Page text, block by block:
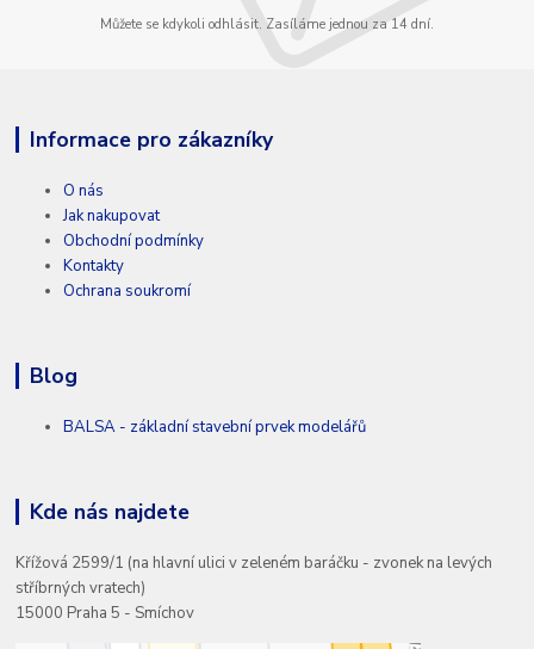
Můžete se kdykoli odhlásit. Zasíláme jednou za 14 dní.
Informace pro zákazníky
O nás
Jak nakupovat
Obchodní podmínky
Kontakty
Ochrana soukromí
Blog
BALSA - základní stavební prvek modelářů
Kde nás najdete
Křížová 2599/1 (na hlavní ulici v zeleném baráčku - zvonek na levých
stříbrných vratech)
15000 Praha 5 - Smíchov